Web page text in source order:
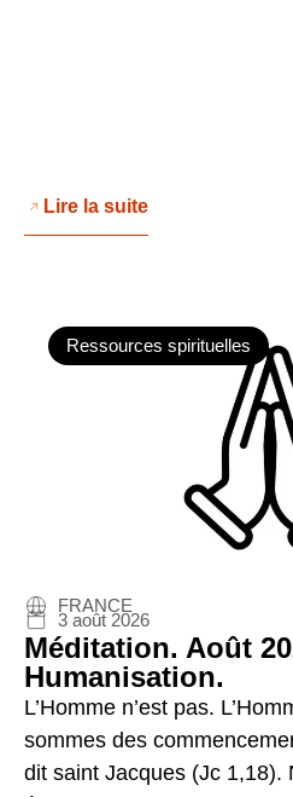
Lire la suite
Ressources spirituelles
FRANCE
3 août 2026
Méditation. Août
Humanisation.
L’Homme n’est pas.
sommes des
dit saint Jacques (Jc 1,18).